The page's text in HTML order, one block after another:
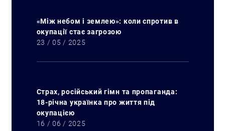
«Між небом і землею»: коли спротив в
окупації стає загрозою
23 / 05 / 2025
Страх, російський гімн та пропаганда:
18-річна українка про життя під
окупацією
16 / 06 / 2025